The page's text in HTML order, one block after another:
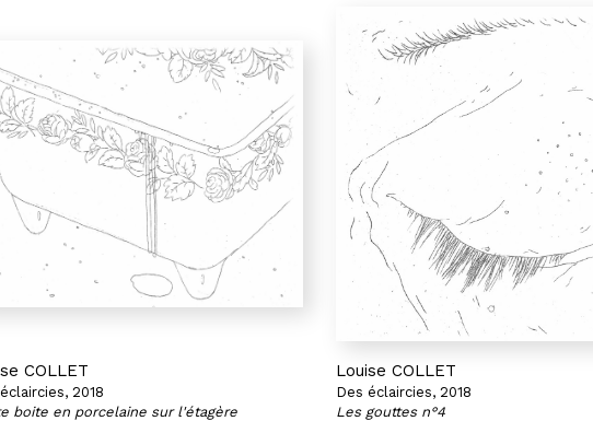
COLLET
2018
boite en porcelaine sur l'étagère
Louise COLLET
Des éclaircies, 2018
Les gouttes n°4